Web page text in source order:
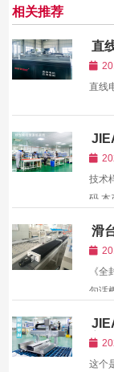
相关推荐
直
直线
技术
码 本
动重
的同
我，
滑
溅
《
句话
级。
实际
一次
案
这个